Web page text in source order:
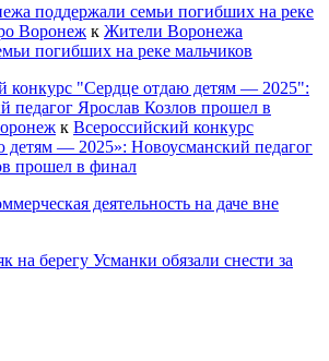
поддержали семьи погибших на реке
Воронеж к Жители Воронежа
погибших на реке мальчиков
конкурс "Сердце отдаю детям — 2025":
педагог Ярослав Козлов прошел в
к Всероссийский конкурс
детям — 2025»: Новоусманский педагог
прошел в финал
деятельность на даче вне
на берегу Усманки обязали снести за